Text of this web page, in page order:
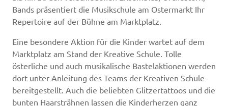
Bands präsentiert die Musikschule am Ostermarkt Ihr
Repertoire auf der Bühne am Marktplatz.
Eine besondere Aktion für die Kinder wartet auf dem
Marktplatz am Stand der Kreative Schule. Tolle
österliche und auch musikalische Bastelaktionen werden
dort unter Anleitung des Teams der Kreativen Schule
bereitgestellt. Auch die beliebten Glitzertattoos und die
bunten Haarsträhnen lassen die Kinderherzen ganz